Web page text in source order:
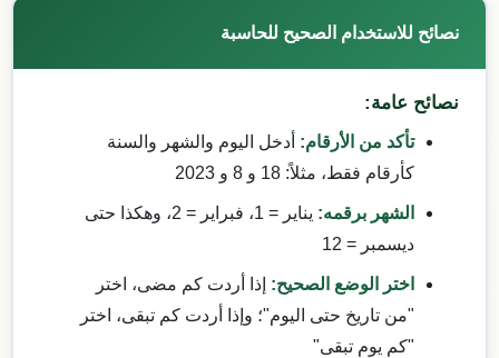
نصائح للاستخدام الصحيح للحاسبة
نصائح عامة:
تأكد من الأرقام: أدخل اليوم والشهر والسنة
كأرقام فقط، مثلاً: 18 و 8 و 2023
الشهر برقمه:
يناير = 1، فبراير = 2، وهكذا حتى
ديسمبر = 12
اختر الوضع الصحيح: إذا أردت كم مضى، اختر
"من تاريخ حتى اليوم"؛ وإذا أردت كم تبقى، اختر
"كم يوم تبقى"